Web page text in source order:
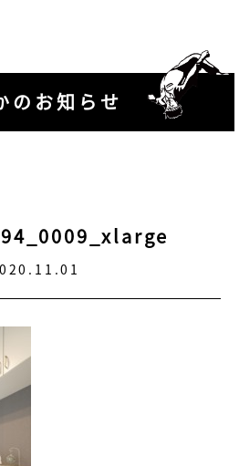
のお知らせ